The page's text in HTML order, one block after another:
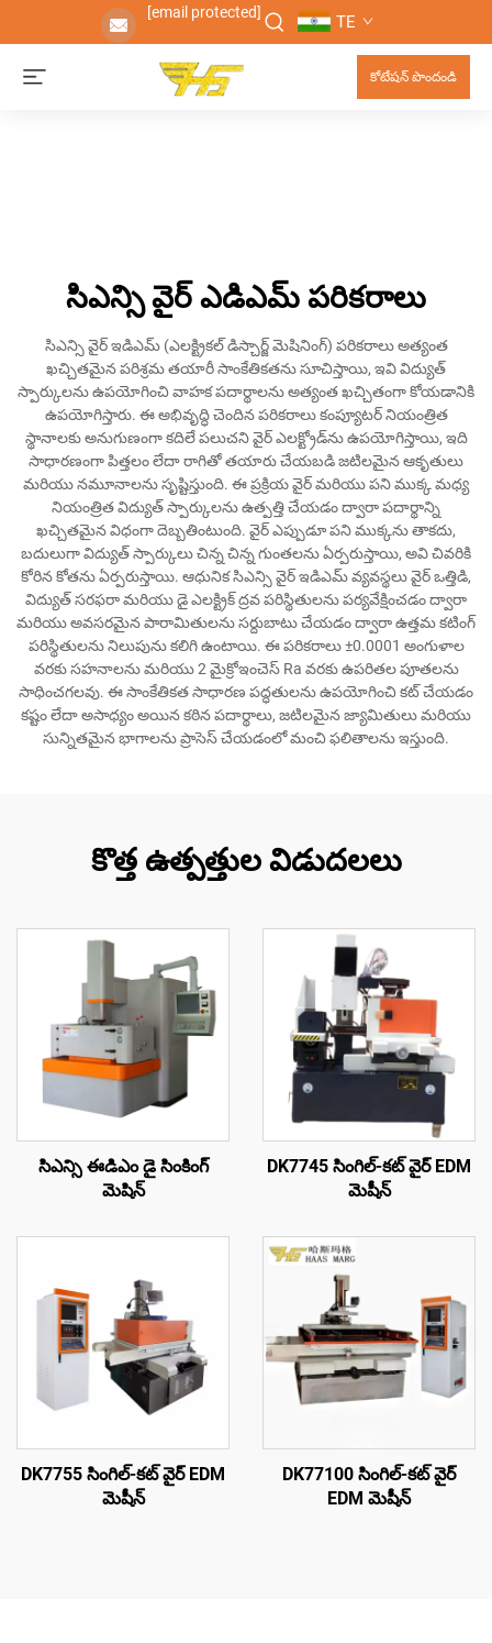
[email protected] TE
కోటేషన్ పొందండి
సిఎన్సి వైర్ ఎడిఎమ్ పరికరాలు
సిఎన్సి వైర్ ఇడిఎమ్ (ఎలక్ట్రికల్ డిస్చార్జ్ మెషినింగ్) పరికరాలు అత్యంత
ఖచ్చితమైన పరిశ్రమ తయారీ సాంకేతికతను సూచిస్తాయి, ఇవి విద్యుత్
స్పార్కులను ఉపయోగించి వాహక పదార్థాలను అత్యంత ఖచ్చితంగా కోయడానికి
ఉపయోగిస్తారు. ఈ అభివృద్ధి చెందిన పరికరాలు కంప్యూటర్ నియంత్రిత
స్థానాలకు అనుగుణంగా కదిలే పలుచని వైర్ ఎలక్ట్రోడ్‌ను ఉపయోగిస్తాయి, ఇది
సాధారణంగా పిత్తలం లేదా రాగితో తయారు చేయబడి జటిలమైన ఆకృతులు
మరియు నమూనాలను సృష్టిస్తుంది. ఈ ప్రక్రియ వైర్ మరియు పని ముక్క మధ్య
నియంత్రిత విద్యుత్ స్పార్కులను ఉత్పత్తి చేయడం ద్వారా పదార్థాన్ని
ఖచ్చితమైన విధంగా దెబ్బతింటుంది. వైర్ ఎప్పుడూ పని ముక్కను తాకదు,
బదులుగా విద్యుత్ స్పార్కులు చిన్న చిన్న గుంతలను ఏర్పరుస్తాయి, అవి చివరికి
కోరిన కోతను ఏర్పరుస్తాయి. ఆధునిక సిఎన్సి వైర్ ఇడిఎమ్ వ్యవస్థలు వైర్ ఒత్తిడి,
విద్యుత్ సరఫరా మరియు డై ఎలక్ట్రిక్ ద్రవ పరిస్థితులను పర్యవేక్షించడం ద్వారా
మరియు అవసరమైన పారామితులను సర్దుబాటు చేయడం ద్వారా ఉత్తమ కటింగ్
పరిస్థితులను నిలుపును కలిగి ఉంటాయి. ఈ పరికరాలు ±0.0001 అంగుళాల
వరకు సహనాలను మరియు 2 మైక్రోఇంచెస్ Ra వరకు ఉపరితల పూతలను
సాధించగలవు. ఈ సాంకేతికత సాధారణ పద్ధతులను ఉపయోగించి కట్ చేయడం
కష్టం లేదా అసాధ్యం అయిన కఠిన పదార్థాలు, జటిలమైన జ్యామితులు మరియు
సున్నితమైన భాగాలను ప్రాసెస్ చేయడంలో మంచి ఫలితాలను ఇస్తుంది.
కొత్త ఉత్పత్తుల విడుదలలు
సిఎన్సి ఈడిఎం డై సింకింగ్
మెషిన్
DK7745 సింగిల్-కట్ వైర్ EDM
మెషీన్
DK7755 సింగిల్-కట్ వైర్ EDM
మెషీన్
DK77100 సింగిల్-కట్ వైర్
EDM మెషీన్